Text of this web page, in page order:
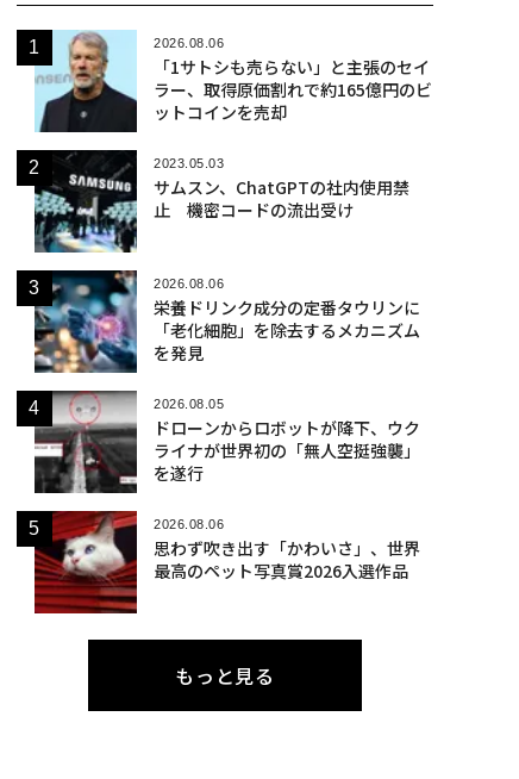
2026.08.06
「1サトシも売らない」と主張のセイ
ラー、取得原価割れで約165億円のビ
ットコインを売却
2023.05.03
サムスン、ChatGPTの社内使用禁
止 機密コードの流出受け
2026.08.06
栄養ドリンク成分の定番タウリンに
「老化細胞」を除去するメカニズム
を発見
2026.08.05
ドローンからロボットが降下、ウク
ライナが世界初の「無人空挺強襲」
を遂行
2026.08.06
思わず吹き出す「かわいさ」、世界
最高のペット写真賞2026入選作品
もっと見る